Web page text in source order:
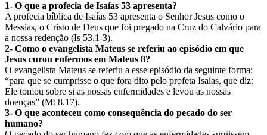
1- O que a profecia de Isaías 53 apresenta?
A profecia bíblica de Isaías 53 apresenta o Senhor Jesus como o
Messias, o Cristo de Deus que foi pregado na Cruz do Calvário para
a nossa redenção (Is 53.1-3).
2- Como o evangelista Mateus se referiu ao episódio em que
Jesus curou enfermos em Mateus 8?
O evangelista Mateus se referiu a esse episódio da seguinte forma:
“para que se cumprisse o que fora dito pelo profeta Isaías, que diz:
Ele tomou sobre si as nossas enfermidades e levou as nossas
doenças” (Mt 8.17).
3- O que aconteceu como consequência do pecado do ser
humano?